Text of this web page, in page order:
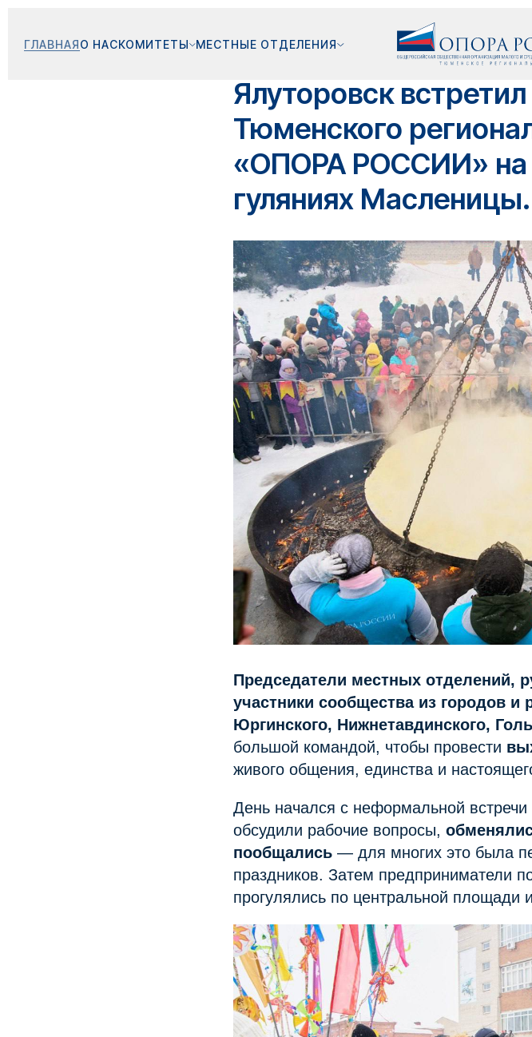
ГЛАВНАЯО НАСКОМИТЕТЫ МЕСТНЫЕ ОТДЕЛЕНИЯ
Ялуторовск
Тюменского
«ОПОРА РОССИИ» на
гуляниях Масленицы.
Председатели местных отделений,
участники сообщества из городов
Юргинского, Нижнетавдинского,
большой командой, чтобы провести
живого общения, единства и
День начался с неформальной встречи
обсудили рабочие вопросы,
пообщались — для многих это была
праздников. Затем предприниматели
прогулялись по центральной площади